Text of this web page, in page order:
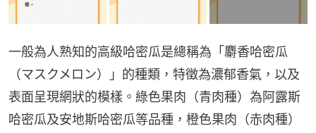
一般為人熟知的高級哈密瓜是總稱為「麝香哈密瓜
（マスクメロン）」的種類，特徵為濃郁香氣，以及
表面呈現網狀的模樣。綠色果肉（青肉種）為阿露斯
哈密瓜及安地斯哈密瓜等品種，橙色果肉（赤肉種）